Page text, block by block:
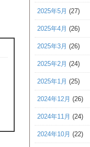
2025年5月 (27)
2025年4月 (26)
2025年3月 (26)
2025年2月 (24)
2025年1月 (25)
2024年12月 (26)
2024年11月 (24)
2024年10月 (22)